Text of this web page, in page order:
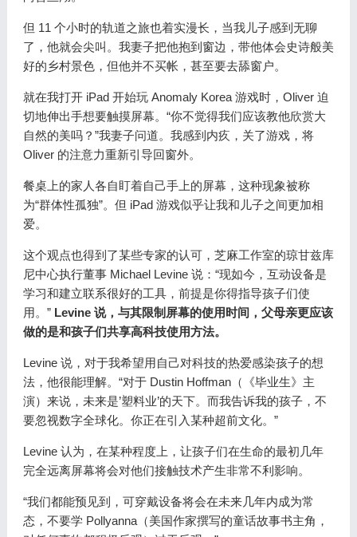
但 11 个小时的轨道之旅也着实漫长，当我儿子感到无聊
了，他就会尖叫。我妻子把他抱到窗边，带他体会史诗般美
好的乡村景色，但他并不买帐，甚至要去舔窗户。
就在我打开 iPad 开始玩 Anomaly Korea 游戏时，Oliver 迫
切地伸出手想要触摸屏幕。“你不觉得我们应该教他欣赏大
自然的美吗？”我妻子问道。我感到内疚，关了游戏，将
Oliver 的注意力重新引导回窗外。
餐桌上的家人各自盯着自己手上的屏幕，这种现象被称
为“群体性孤独”。但 iPad 游戏似乎让我和儿子之间更加相
爱。
这个观点也得到了某些专家的认可，芝麻工作室的琼甘兹库
尼中心执行董事 Michael Levine 说：“现如今，互动设备是
学习和建立联系很好的工具，前提是你得指导孩子们使
用。” Levine 说，与其限制屏幕的使用时间，父母亲更应该
做的是和孩子们共享高科技使用方法。
Levine 说，对于我希望用自己对科技的热爱感染孩子的想
法，他很能理解。“对于 Dustin Hoffman（《毕业生》主
演）来说，未来是’塑料业’的天下。而我告诉我的孩子，不
要忽视数字全球化。你正在引入某种超前文化。”
Levine 认为，在某种程度上，让孩子们在生命的最初几年
完全远离屏幕将会对他们接触技术产生非常不利影响。
“我们都能预见到，可穿戴设备将会在未来几年内成为常
态，不要学 Pollyanna（美国作家撰写的童话故事书主角，